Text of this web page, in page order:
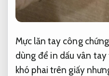
Mực lăn tay công
dùng để in dấu vân
khó phai trên giấy